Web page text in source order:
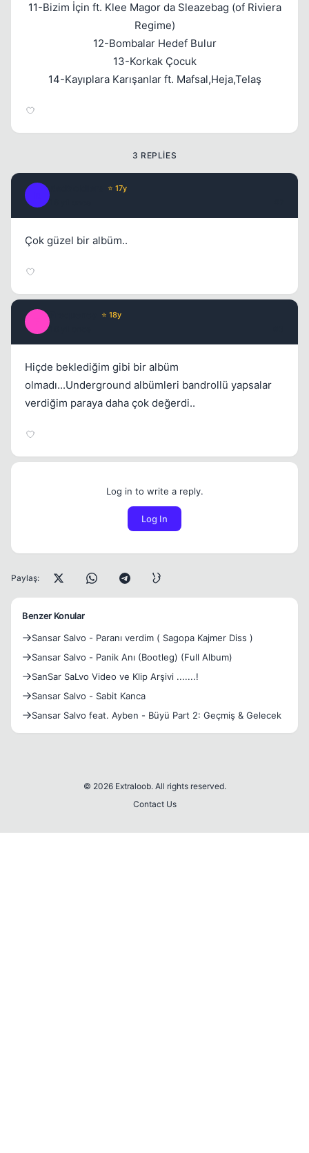
11-Bizim İçin ft. Klee Magor da Sleazebag (of Riviera
Regime)
12-Bombalar Hedef Bulur
13-Korkak Çocuk
14-Kayıplara Karışanlar ft. Mafsal,Heja,Telaş
3 REPLIES
⭐ 17y
Çok güzel bir albüm..
⭐ 18y
Hiçde beklediğim gibi bir albüm
olmadı...Underground albümleri bandrollü yapsalar
verdiğim paraya daha çok değerdi..
Log in to write a reply.
Log In
Paylaş:
Benzer Konular
Sansar Salvo - Paranı verdim ( Sagopa Kajmer Diss )
Sansar Salvo - Panik Anı (Bootleg) (Full Album)
SanSar SaLvo Video ve Klip Arşivi .......!
Sansar Salvo - Sabit Kanca
Sansar Salvo feat. Ayben - Büyü Part 2: Geçmiş & Gelecek
© 2026 Extraloob. All rights reserved.
Contact Us